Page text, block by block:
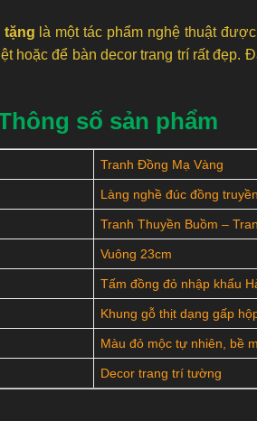
tặng là một tác phẩm nghệ thuật
hoặc để bàn decor trang trí rất đẹp.
số sản phẩm
Tranh Đồng Mạ Vàng
Làng nghề đúc đồng
Tranh Thuyền Buồm –
Vuông 23cm
Tấm đồng đỏ nhập khẩu
Khung gỗ thịt dạng gấp
Màu đỏ mộc tự nhiên, bề
Decor trang trí tường